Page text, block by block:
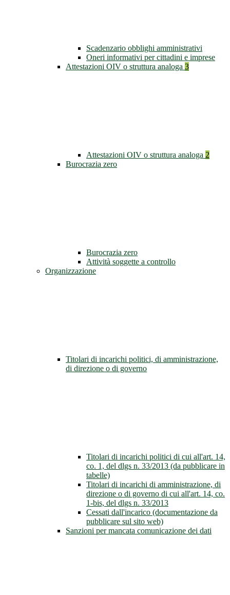
Scadenzario obblighi amministrativi
Oneri informativi per cittadini e imprese
Attestazioni OIV o struttura analoga 3
Attestazioni OIV o struttura analoga 2
Burocrazia zero
Burocrazia zero
Attività soggette a controllo
Organizzazione
Titolari di incarichi politici, di amministrazione,
di direzione o di governo
Titolari di incarichi politici di cui all'art. 14,
co. 1, del dlgs n. 33/2013 (da pubblicare in
tabelle)
Titolari di incarichi di amministrazione, di
direzione o di governo di cui all'art. 14, co.
1-bis, del dlgs n. 33/2013
Cessati dall'incarico (documentazione da
pubblicare sul sito web)
Sanzioni per mancata comunicazione dei dati